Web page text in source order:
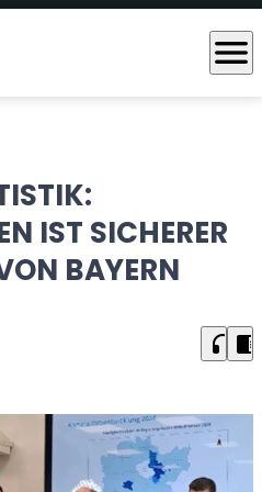
menu
IST SICHERER
BAYERN
headphones chrome_reader_mode